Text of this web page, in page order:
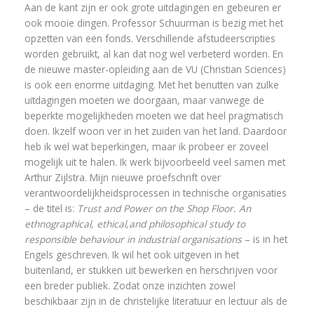
Aan de kant zijn er ook grote uitdagingen en gebeuren er
ook mooie dingen. Professor Schuurman is bezig met het
opzetten van een fonds. Verschillende afstudeerscripties
worden gebruikt, al kan dat nog wel verbeterd worden. En
de nieuwe master-opleiding aan de VU (Christian Sciences)
is ook een enorme uitdaging. Met het benutten van zulke
uitdagingen moeten we doorgaan, maar vanwege de
beperkte mogelijkheden moeten we dat heel pragmatisch
doen. Ikzelf woon ver in het zuiden van het land. Daardoor
heb ik wel wat beperkingen, maar ik probeer er zoveel
mogelijk uit te halen. Ik werk bijvoorbeeld veel samen met
Arthur Zijlstra. Mijn nieuwe proefschrift over
verantwoordelijkheidsprocessen in technische organisaties
– de titel is: Trust and Power on the Shop Floor. An
ethnographical, ethical,and philosophical study to
responsible behaviour in industrial organisations– is in het
Engels geschreven. Ik wil het ook uitgeven in het
buitenland, er stukken uit bewerken en herschrijven voor
een breder publiek. Zodat onze inzichten zowel
beschikbaar zijn in de christelijke literatuur en lectuur als de